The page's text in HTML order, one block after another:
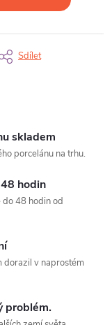
Sdílet
skladem
porcelánu na trhu.
hodin
48 hodin od
dorazil v naprostém
problém.